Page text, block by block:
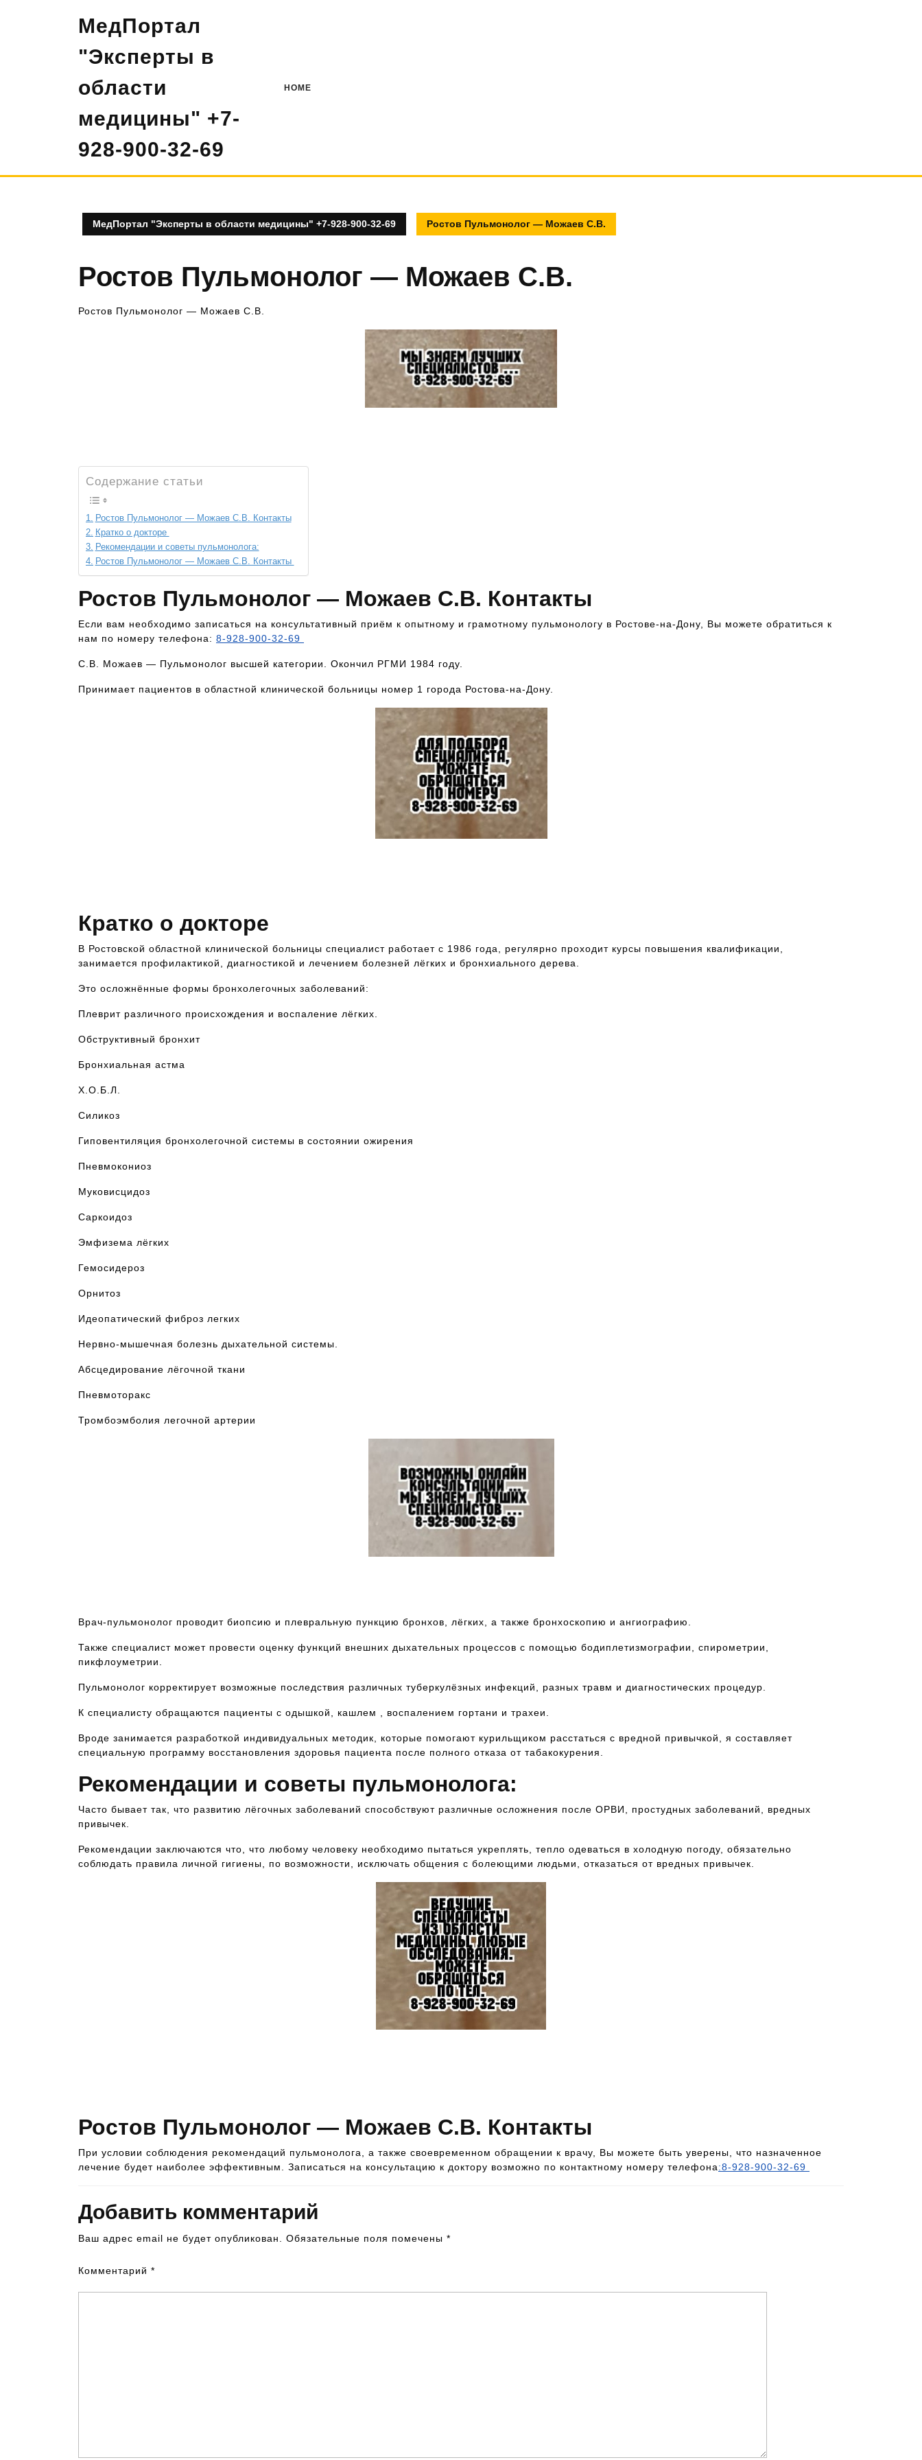
МедПортал
"Эксперты в
области
медицины" +7-
928-900-32-69
HOME
МедПортал "Эксперты в области медицины" +7-928-900-32-69 Ростов Пульмонолог — Можаев С.В.
Ростов Пульмонолог — Можаев С.В.
Ростов Пульмонолог — Можаев С.В.
Содержание статьи
Ростов Пульмонолог — Можаев С.В. Контакты
Кратко о докторе
Рекомендации и советы пульмонолога:
Ростов Пульмонолог — Можаев С.В. Контакты
Ростов Пульмонолог — Можаев С.В. Контакты
Если вам необходимо записаться на консультативный приём к опытному и грамотному пульмонологу в Ростове-на-Дону, Вы можете обратиться к
нам по номеру телефона: 8-928-900-32-69
С.В. Можаев — Пульмонолог высшей категории. Окончил РГМИ 1984 году.
Принимает пациентов в областной клинической больницы номер 1 города Ростова-на-Дону.
Кратко о докторе
В Ростовской областной клинической больницы специалист работает с 1986 года, регулярно проходит курсы повышения квалификации,
занимается профилактикой, диагностикой и лечением болезней лёгких и бронхиального дерева.
Это осложнённые формы бронхолегочных заболеваний:
Плеврит различного происхождения и воспаление лёгких.
Обструктивный бронхит
Бронхиальная астма
Х.О.Б.Л.
Силикоз
Гиповентиляция бронхолегочной системы в состоянии ожирения
Пневмокониоз
Муковисцидоз
Саркоидоз
Эмфизема лёгких
Гемосидероз
Орнитоз
Идеопатический фиброз легких
Нервно-мышечная болезнь дыхательной системы.
Абсцедирование лёгочной ткани
Пневмоторакс
Тромбоэмболия легочной артерии
Врач-пульмонолог проводит биопсию и плевральную пункцию бронхов, лёгких, а также бронхоскопию и ангиографию.
Также специалист может провести оценку функций внешних дыхательных процессов с помощью бодиплетизмографии, спирометрии,
пикфлоуметрии.
Пульмонолог корректирует возможные последствия различных туберкулёзных инфекций, разных травм и диагностических процедур.
К специалисту обращаются пациенты с одышкой, кашлем , воспалением гортани и трахеи.
Вроде занимается разработкой индивидуальных методик, которые помогают курильщиком расстаться с вредной привычкой, я составляет
специальную программу восстановления здоровья пациента после полного отказа от табакокурения.
Рекомендации и советы пульмонолога:
Часто бывает так, что развитию лёгочных заболеваний способствуют различные осложнения после ОРВИ, простудных заболеваний, вредных
привычек.
Рекомендации заключаются что, что любому человеку необходимо пытаться укреплять, тепло одеваться в холодную погоду, обязательно
соблюдать правила личной гигиены, по возможности, исключать общения с болеющими людьми, отказаться от вредных привычек.
Ростов Пульмонолог — Можаев С.В. Контакты
При условии соблюдения рекомендаций пульмонолога, а также своевременном обращении к врачу, Вы можете быть уверены, что назначенное
лечение будет наиболее эффективным. Записаться на консультацию к доктору возможно по контактному номеру телефона:8-928-900-32-69
Добавить комментарий
Ваш адрес email не будет опубликован. Обязательные поля помечены *
Комментарий *